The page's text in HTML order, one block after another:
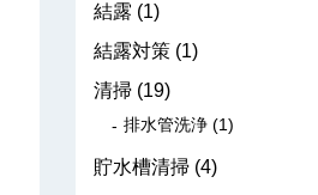
結露 (1)
結露対策 (1)
清掃 (19)
排水管洗浄 (1)
貯水槽清掃 (4)